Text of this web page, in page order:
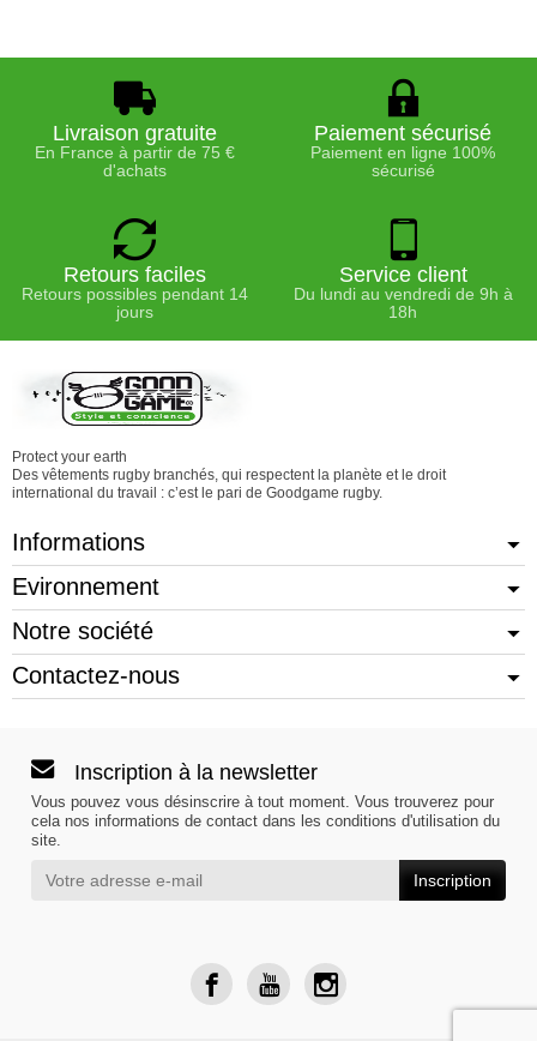
Livraison gratuite
En France à partir de 75 €
d'achats
Paiement sécurisé
Paiement en ligne 100%
sécurisé
Retours faciles
Retours possibles pendant 14
jours
Service client
Du lundi au vendredi de 9h à
18h
Protect your earth
Des vêtements rugby branchés, qui respectent la planète et le droit
international du travail : c’est le pari de Goodgame rugby.
Informations
Evironnement
Notre société
Contactez-nous
Inscription à la newsletter
Vous pouvez vous désinscrire à tout moment. Vous trouverez pour
cela nos informations de contact dans les conditions d'utilisation du
site.
Inscription